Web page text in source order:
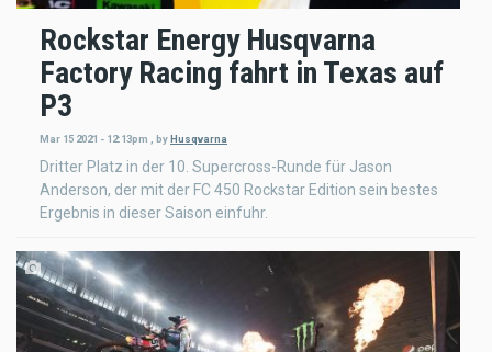
Rockstar Energy Husqvarna
Factory Racing fahrt in Texas auf
P3
Mar 15 2021 - 12:13pm byHusqvarna
Dritter Platz in der 10. Supercross-Runde für Jason
Anderson, der mit der FC 450 Rockstar Edition sein bestes
Ergebnis in dieser Saison einfuhr.